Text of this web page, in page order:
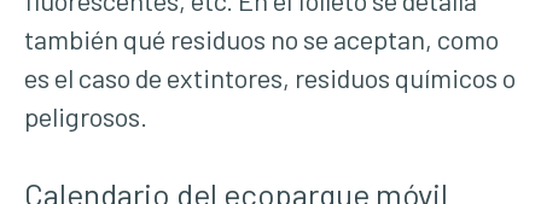
también qué residuos no se aceptan, como
es el caso de extintores, residuos químicos o
peligrosos.
Calendario del ecoparque móvil